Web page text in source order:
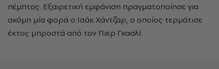
πέμπτος. Εξαιρετική εμφάνιση πραγματοποίησε για
ακόμη μία φορά ο Ισάκ Χάντζαρ, ο οποίος τερμάτισε
έκτος μπροστά από τον Πιερ Γκασλί.